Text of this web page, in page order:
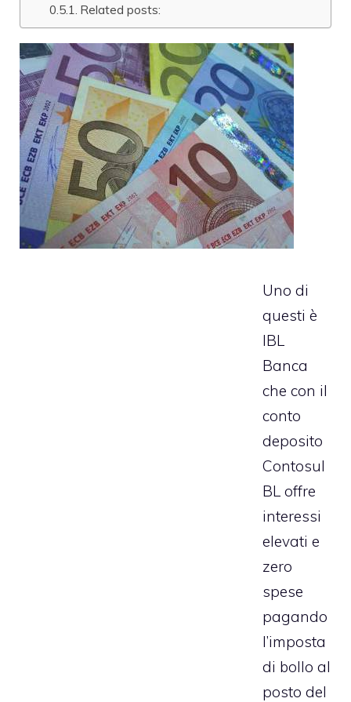
Related posts:
Uno di
questi è
IBL
Banca
che con il
conto
deposito
ContosuI
BL offre
interessi
elevati e
zero
spese
pagando
l’imposta
di bollo al
posto del